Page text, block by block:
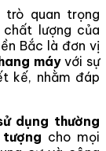
quan trọng
lượng của
Bắc là đơn vị
máyvới sự
kế, nhằm đáp
dụng thường
cho mọi